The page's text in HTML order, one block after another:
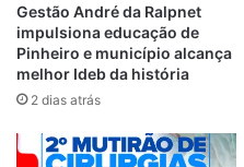
Relacionado
Deputado Aluísio
Mendes comemora
operação da PF
contra Josimar
9 de dezembro de 2020
Em "PINHEIRO-MA"
Gestão André da Ralpnet
impulsiona educação de
Pinheiro e município alcança
melhor Ideb da história
2 dias atrás